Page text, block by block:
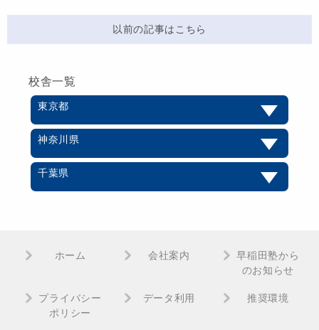
以前の記事はこちら
校舎一覧
東京都
神奈川県
千葉県
ホーム 会社案内
早稲田塾から
のお知らせ
プライバシー
ポリシー
データ利用 推奨環境